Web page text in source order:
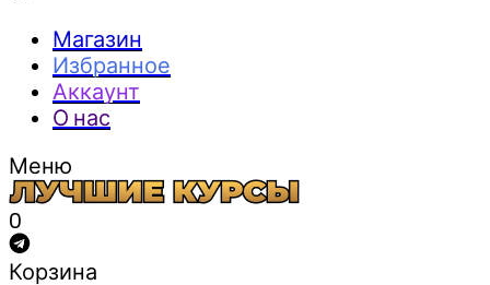
Магазин
Избранное
Аккаунт
О нас
Меню
0
Корзина